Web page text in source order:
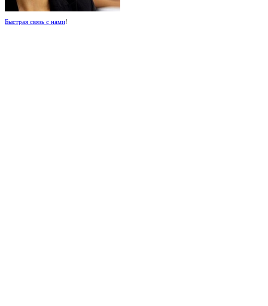
Быстрая связь с нами!